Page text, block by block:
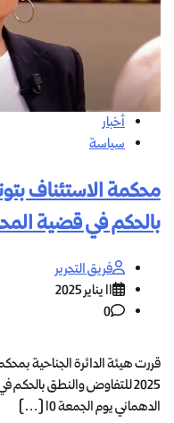
أخبار
سياسة
بالحكم في قضية
فريق التحرير
11 يناير 2025
0
2025 للتفاوض والنطق
الدهماني يوم الجمعة 10 […]